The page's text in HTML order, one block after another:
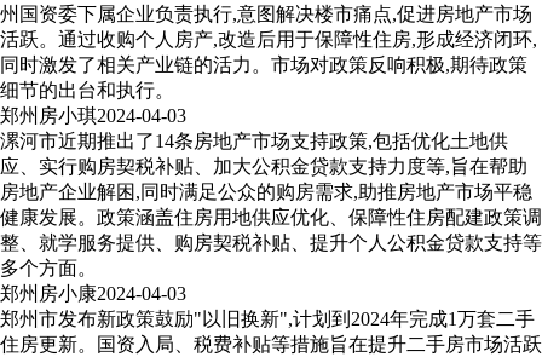
州国资委下属企业负责执行,意图解决楼市痛点,促进房地产市场
活跃。通过收购个人房产,改造后用于保障性住房,形成经济闭环,
同时激发了相关产业链的活力。市场对政策反响积极,期待政策
细节的出台和执行。
郑州房小琪2024-04-03
漯河市近期推出了14条房地产市场支持政策,包括优化土地供
应、实行购房契税补贴、加大公积金贷款支持力度等,旨在帮助
房地产企业解困,同时满足公众的购房需求,助推房地产市场平稳
健康发展。政策涵盖住房用地供应优化、保障性住房配建政策调
整、就学服务提供、购房契税补贴、提升个人公积金贷款支持等
多个方面。
郑州房小康2024-04-03
郑州市发布新政策鼓励"以旧换新",计划到2024年完成1万套二手
住房更新。国资入局、税费补贴等措施旨在提升二手房市场活跃